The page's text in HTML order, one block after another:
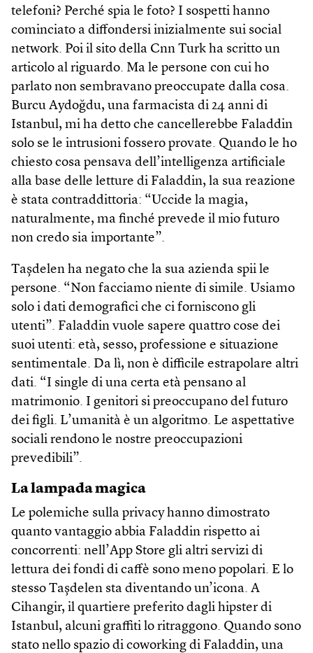
telefoni? Perché spia le foto? I sospetti hanno
cominciato a diffondersi inizialmente sui social
network. Poi il sito della Cnn Turk ha scritto un
articolo al riguardo. Ma le persone con cui ho
parlato non sembravano preoccupate dalla cosa.
Burcu Aydoğdu, una farmacista di 24 anni di
Istanbul, mi ha detto che cancellerebbe Faladdin
solo se le intrusioni fossero provate. Quando le ho
chiesto cosa pensava dell’intelligenza artificiale
alla base delle letture di Faladdin, la sua reazione
è stata contraddittoria: “Uccide la magia,
naturalmente, ma finché prevede il mio futuro
non credo sia importante”.
Taşdelen ha negato che la sua azienda spii le
persone. “Non facciamo niente di simile. Usiamo
solo i dati demografici che ci forniscono gli
utenti”. Faladdin vuole sapere quattro cose dei
suoi utenti: età, sesso, professione e situazione
sentimentale. Da lì, non è difficile estrapolare altri
dati. “I single di una certa età pensano al
matrimonio. I genitori si preoccupano del futuro
dei figli. L’umanità è un algoritmo. Le aspettative
sociali rendono le nostre preoccupazioni
prevedibili”.
La lampada magica
Le polemiche sulla privacy hanno dimostrato
quanto vantaggio abbia Faladdin rispetto ai
concorrenti: nell’App Store gli altri servizi di
lettura dei fondi di caffè sono meno popolari. E lo
stesso Taşdelen sta diventando un’icona. A
Cihangir, il quartiere preferito dagli hipster di
Istanbul, alcuni graffiti lo ritraggono. Quando sono
stato nello spazio di coworking di Faladdin, una